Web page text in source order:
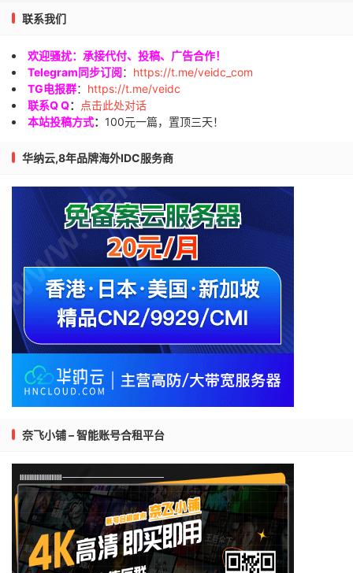
联系我们
欢迎骚扰：承接代付、投稿、广告合作！
Telegram同步订阅： https://t.me/veidc_com
TG电报群： https://t.me/veidc
联系Q Q：
点击此处对话
本站投稿方式： 100元一篇，置顶三天！
华纳云,8年品牌海外IDC服务商
奈飞小铺 – 智能账号合租平台